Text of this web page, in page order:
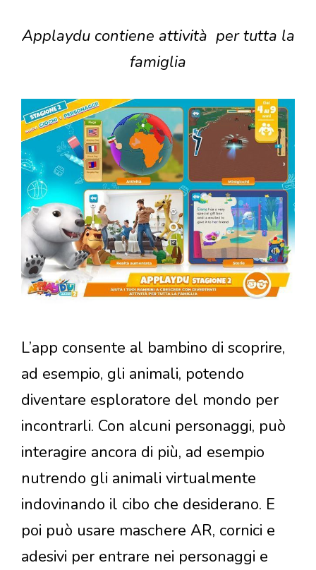
Applaydu contiene attività per tutta la
famiglia
L’app consente al bambino di scoprire,
ad esempio, gli animali, potendo
diventare esploratore del mondo per
incontrarli. Con alcuni personaggi, può
interagire ancora di più, ad esempio
nutrendo gli animali virtualmente
indovinando il cibo che desiderano. E
poi può usare maschere AR, cornici e
adesivi per entrare nei personaggi e